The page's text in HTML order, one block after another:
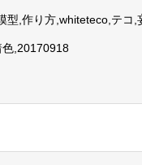
型,作り方,whiteteco,テ
色,20170918